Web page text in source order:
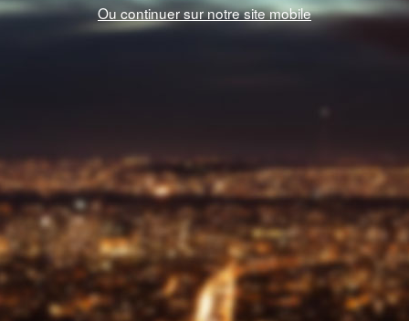
Ou continuer sur notre site mobile